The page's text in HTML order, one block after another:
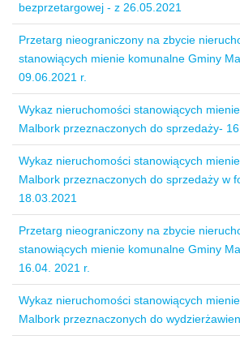
bezprzetargowej - z 26.05.2021
Przetarg nieograniczony na zbycie
stanowiących mienie komunalne Gminy
09.06.2021 r.
Wykaz nieruchomości stanowiących
Malbork przeznaczonych do sprzedaży-
Wykaz nieruchomości stanowiących
Malbork przeznaczonych do sprzedaży w
18.03.2021
Przetarg nieograniczony na zbycie
stanowiących mienie komunalne Gminy
16.04. 2021 r.
Wykaz nieruchomości stanowiących
Malbork przeznaczonych do